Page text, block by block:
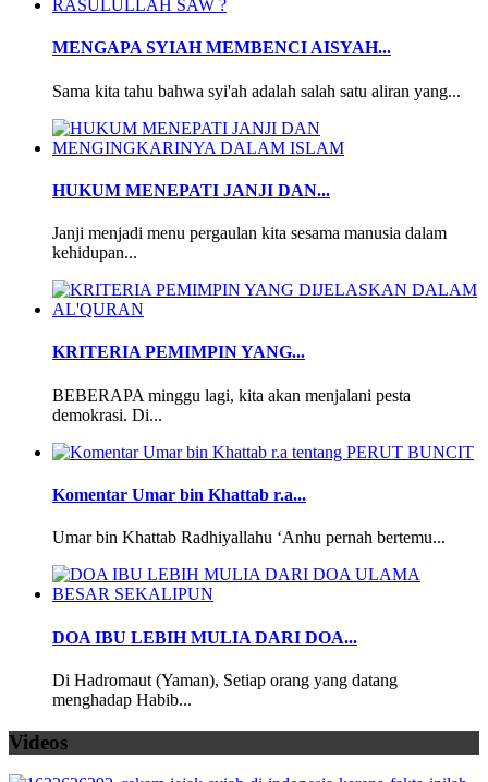
MENGAPA SYIAH MEMBENCI AISYAH...
Sama kita tahu bahwa syi'ah adalah salah satu aliran yang...
HUKUM MENEPATI JANJI DAN...
Janji menjadi menu pergaulan kita sesama manusia dalam
kehidupan...
KRITERIA PEMIMPIN YANG...
BEBERAPA minggu lagi, kita akan menjalani pesta
demokrasi. Di...
Komentar Umar bin Khattab r.a...
Umar bin Khattab Radhiyallahu ‘Anhu pernah bertemu...
DOA IBU LEBIH MULIA DARI DOA...
Di Hadromaut (Yaman), Setiap orang yang datang
menghadap Habib...
Videos